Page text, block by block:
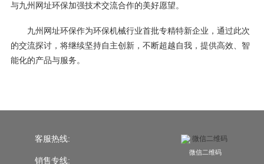
与九州网址环保加强技术交流合作的美好愿望。
九州网址环保作为环保机械行业首批专精特新企业，通过此次
的交流探讨，将继续坚持自主创新，不断超越自我，提供高效、智
能化的产品与服务。
客服热线:
销售专线:
微信二维码